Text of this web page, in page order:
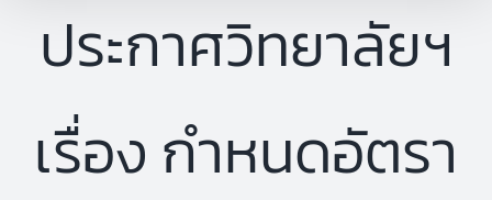
ประกาศวิทยาลัยฯ
เรื่อง กำหนดอัตรา